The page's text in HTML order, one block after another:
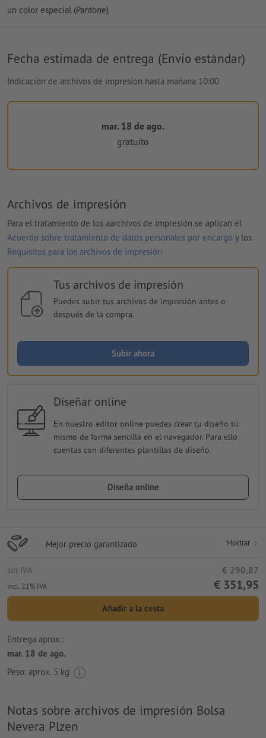
un color especial (Pantone)
Fecha estimada de entrega (Envío estándar)
Indicación de archivos de impresión hasta mañana 10:00
mar. 18 de ago.
gratuito
Archivos de impresión
Para el tratamiento de los aarchivos de impresión se aplican el
Acuerdo sobre tratamiento de datos personales por encargo y los
Requisitos para los archivos de impresión
Tus archivos de impresión
Puedes subir tus archivos de impresión antes o
después de la compra.
Subir ahora
Diseñar online
En nuestro editor online puedes crear tu diseño tú
mismo de forma sencilla en el navegador. Para ello
cuentas con diferentes plantillas de diseño.
Diseña online
Mejor precio garantizado Mostrar
sin IVA € 290,87
incl. 21% IVA € 351,95
Añadir a la cesta
Entrega aprox.:
mar. 18 de ago.
Peso: aprox. 5 kg
Notas sobre archivos de impresión Bolsa
Nevera Plzen